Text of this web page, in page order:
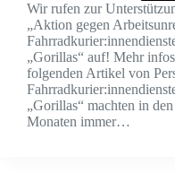
Wir rufen zur
„Aktion gegen
„Gorillas“ auf! Mehr
folgenden Artikel von
„Gorillas“ machten in
Monaten immer…